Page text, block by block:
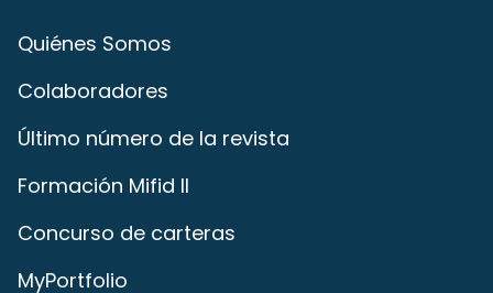
Quiénes Somos
Colaboradores
Último número de la revista
Formación Mifid II
Concurso de carteras
MyPortfolio